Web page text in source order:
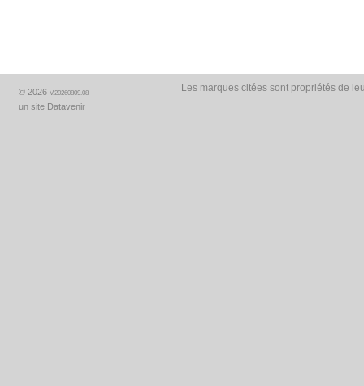
© 2026 V.20260809.08
un site Datavenir
Les marques citées sont propriétés de